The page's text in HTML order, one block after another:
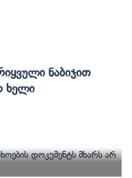
Ნაბიჯით
Ხელი